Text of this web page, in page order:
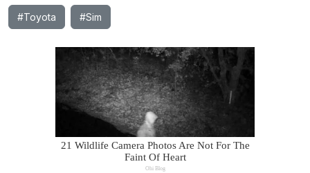
#Toyota #Sim